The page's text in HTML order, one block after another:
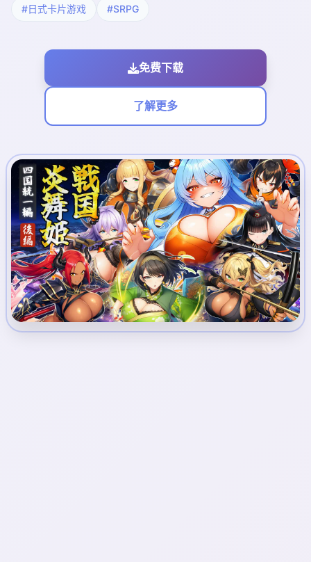
#日式卡片游戏 #SRPG
免费下载
了解更多